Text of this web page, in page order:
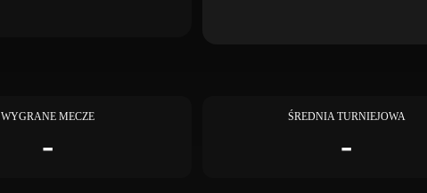
WYGRANE MECZE
-
ŚREDNIA TURNIEJOWA
-